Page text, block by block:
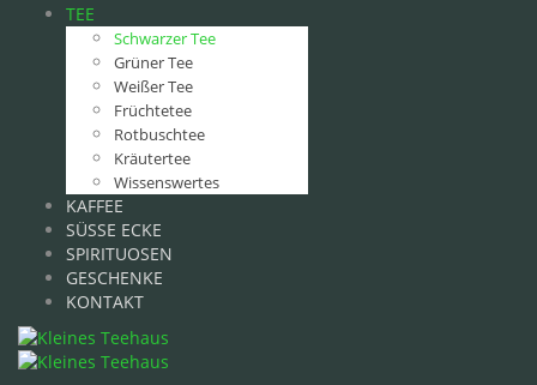
TEE
Schwarzer Tee
Grüner Tee
Weißer Tee
Früchtetee
Rotbuschtee
Kräutertee
Wissenswertes
KAFFEE
SÜSSE ECKE
SPIRITUOSEN
GESCHENKE
KONTAKT